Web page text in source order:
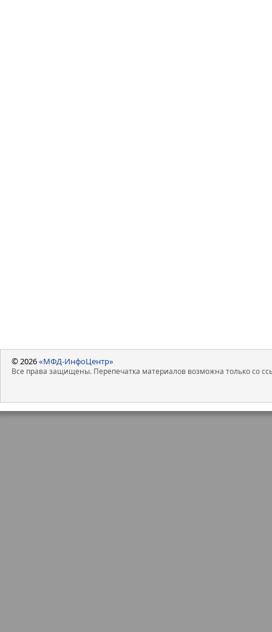
© 2026«МФД-ИнфоЦентр»
Все права защищены. Перепечатка материалов возможна только со